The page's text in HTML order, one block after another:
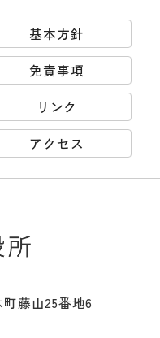
基本方針
免責事項
リンク
アクセス
藤山25番地6